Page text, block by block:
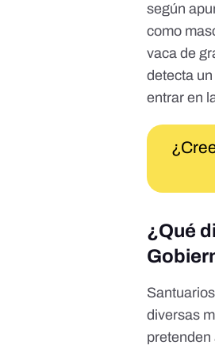
según
como
vaca de
detecta
entrar en
¿Qué
diversas
pretenden